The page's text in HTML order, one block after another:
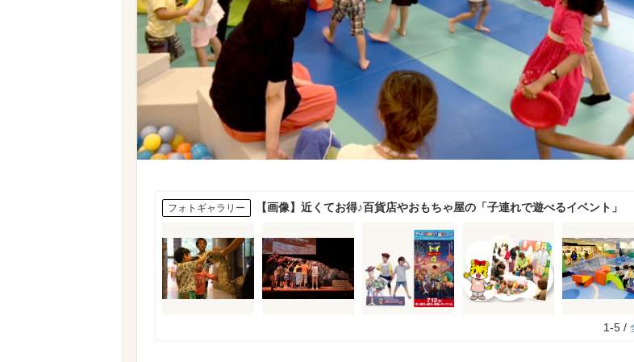
フォトギャラリー 【画像】近くてお得♪百貨店やおもちゃ屋の「子連れで遊べるイベント」
1-5 /